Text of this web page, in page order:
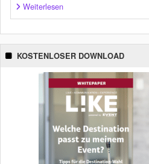
Weiterlesen
KOSTENLOSER DOWNLOAD